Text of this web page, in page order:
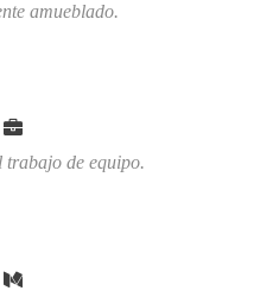
amueblado.
trabajo de equipo.